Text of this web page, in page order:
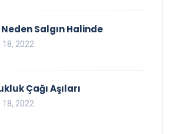
Salgın Halinde
18, 2022
Çağı Aşıları
18, 2022